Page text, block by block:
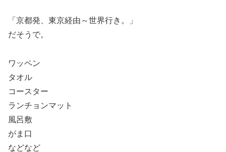
「京都発、東京経由～世界行き。」
だそうで。
ワッペン
タオル
コースター
ランチョンマット
風呂敷
がま口
などなど